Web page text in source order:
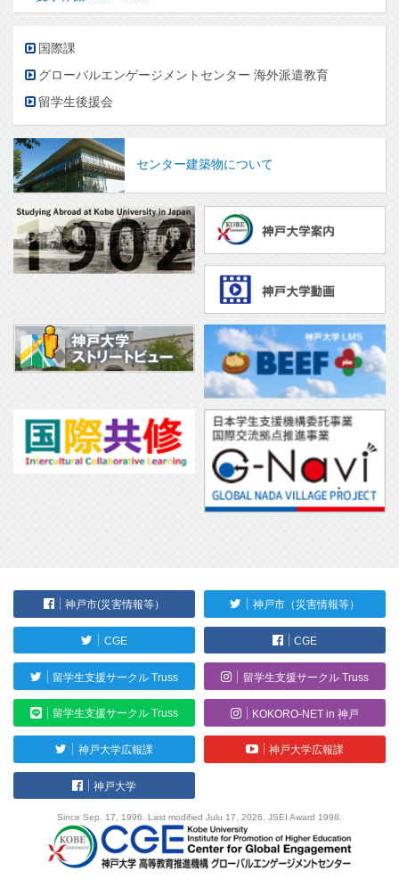
国際課
グローバルエンゲージメントセンター 海外派遣教育
留学生後援会
センター建築物について
神戸市(災害情報等） 神戸市（災害情報等）
CGE CGE
留学生支援サークル Truss 留学生支援サークル Truss
留学生支援サークル Truss KOKORO-NET in 神戸
神戸大学広報課 神戸大学広報課
神戸大学
Since Sep. 17, 1996. Last modified Julu 17, 2026. JSEI Award 1998.